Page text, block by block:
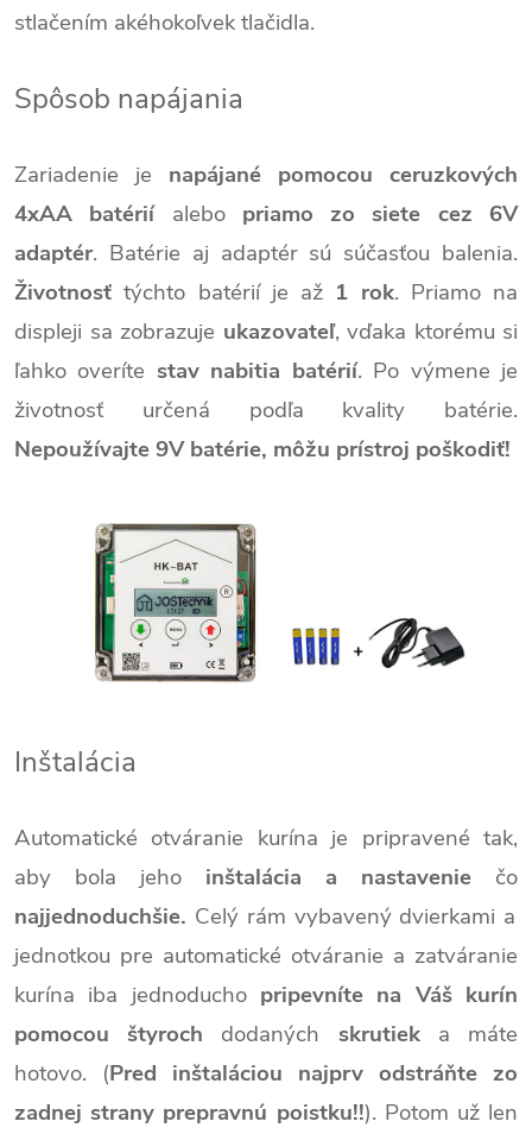
stlačením akéhokoľvek tlačidla.
Spôsob napájania
Zariadenie je napájané pomocou ceruzkových
4xAA batériíalebo priamo zo siete cez 6V
adaptér. Batérie aj adaptér sú súčasťou balenia.
Životnosť týchto batérií je až 1 rok. Priamo na
displeji sa zobrazuje ukazovateľ, vďaka ktorému si
ľahko overíte stav nabitia batérií. Po výmene je
životnosť určená podľa kvality batérie.
Nepoužívajte 9V batérie, môžu prístroj poškodiť!
Inštalácia
Automatické otváranie kurína je pripravené tak,
aby bola jeho inštalácia a nastavenie čo
najjednoduchšie. Celý rám vybavený dvierkami a
jednotkou pre automatické otváranie a zatváranie
kurína iba jednoducho pripevníte na Váš kurín
pomocou štyroch dodaných skrutieka máte
hotovo. (Pred inštaláciou najprv odstráňte zo
zadnej strany prepravnú poistku!!). Potom už len